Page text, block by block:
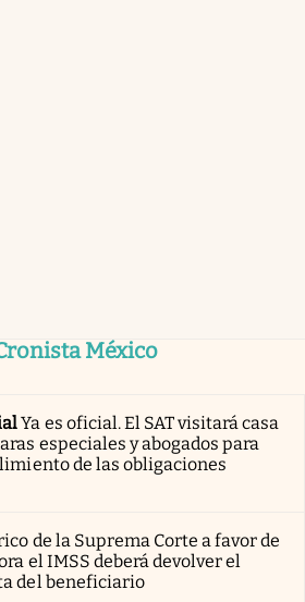
México
Ya es oficial. El SAT visitará casa
especiales y abogados para
de las obligaciones
de la Suprema Corte a favor de
el IMSS deberá devolver el
del beneficiario